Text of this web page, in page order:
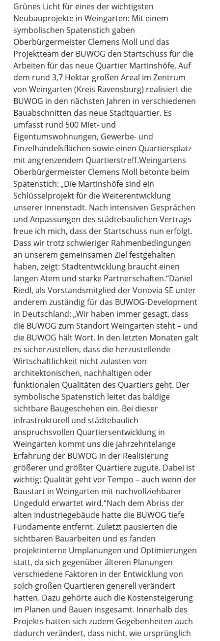
Grünes Licht für eines der wichtigsten
Neubauprojekte in Weingarten: Mit einem
symbolischen Spatenstich gaben
Oberbürgermeister Clemens Moll und das
Projektteam der BUWOG den Startschuss für die
Arbeiten für das neue Quartier Martinshöfe. Auf
dem rund 3,7 Hektar großen Areal im Zentrum
von Weingarten (Kreis Ravensburg) realisiert die
BUWOG in den nächsten Jahren in verschiedenen
Bauabschnitten das neue Stadtquartier. Es
umfasst rund 500 Miet- und
Eigentumswohnungen, Gewerbe- und
Einzelhandelsflächen sowie einen Quartiersplatz
mit angrenzendem Quartierstreff.Weingartens
Oberbürgermeister Clemens Moll betonte beim
Spatenstich: „Die Martinshöfe sind ein
Schlüsselprojekt für die Weiterentwicklung
unserer Innenstadt. Nach intensiven Gesprächen
und Anpassungen des städtebaulichen Vertrags
freue ich mich, dass der Startschuss nun erfolgt.
Dass wir trotz schwieriger Rahmenbedingungen
an unserem gemeinsamen Ziel festgehalten
haben, zeigt: Stadtentwicklung braucht einen
langen Atem und starke Partnerschaften.“Daniel
Riedl, als Vorstandsmitglied der Vonovia SE unter
anderem zuständig für das BUWOG-Development
in Deutschland: „Wir haben immer gesagt, dass
die BUWOG zum Standort Weingarten steht – und
die BUWOG hält Wort. In den letzten Monaten galt
es sicherzustellen, dass die herzustellende
Wirtschaftlichkeit nicht zulasten von
architektonischen, nachhaltigen oder
funktionalen Qualitäten des Quartiers geht. Der
symbolische Spatenstich leitet das baldige
sichtbare Baugeschehen ein. Bei dieser
infrastrukturell und städtebaulich
anspruchsvollen Quartiersentwicklung in
Weingarten kommt uns die jahrzehntelange
Erfahrung der BUWOG in der Realisierung
größerer und größter Quartiere zugute. Dabei ist
wichtig: Qualität geht vor Tempo – auch wenn der
Baustart in Weingarten mit nachvollziehbarer
Ungeduld erwartet wird.“Nach dem Abriss der
alten Industriegebäude hatte die BUWOG tiefe
Fundamente entfernt. Zuletzt pausierten die
sichtbaren Bauarbeiten und es fanden
projektinterne Umplanungen und Optimierungen
statt, da sich gegenüber älteren Planungen
verschiedene Faktoren in der Entwicklung von
solch großen Quartieren generell verändert
hatten. Dazu gehörte auch die Kostensteigerung
im Planen und Bauen insgesamt. Innerhalb des
Projekts hatten sich zudem Gegebenheiten auch
dadurch verändert, dass nicht, wie ursprünglich